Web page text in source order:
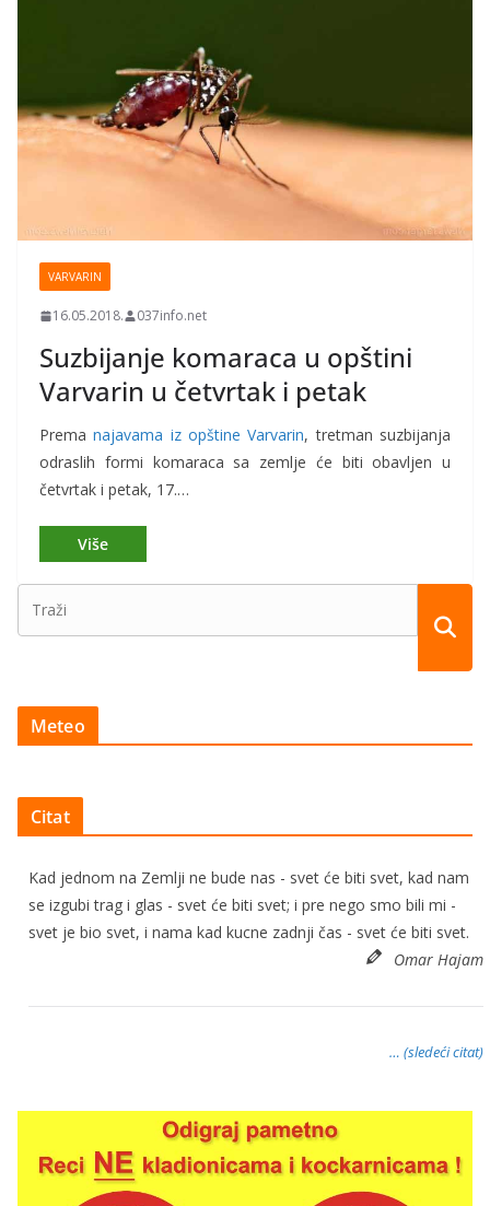
VARVARIN
16.05.2018. 037info.net
Suzbijanje komaraca u opštini
Varvarin u četvrtak i petak
Premanajavama iz opštine Varvarin, tretman suzbijanja
odraslih formi komaraca sa zemlje će biti obavljen u
četvrtak i petak, 17.…
Meteo
Citat
Kad jednom na Zemlji ne bude nas - svet će biti svet, kad nam
se izgubi trag i glas - svet će biti svet; i pre nego smo bili mi -
svet je bio svet, i nama kad kucne zadnji čas - svet će biti svet.
Omar Hajam
… (sledeći citat)